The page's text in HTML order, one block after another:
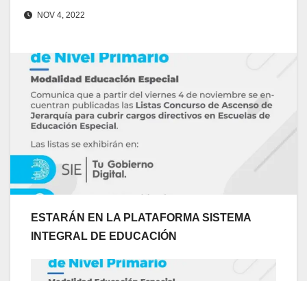
NOV 4, 2022
ESTARÁN EN LA PLATAFORMA SISTEMA
INTEGRAL DE EDUCACIÓN